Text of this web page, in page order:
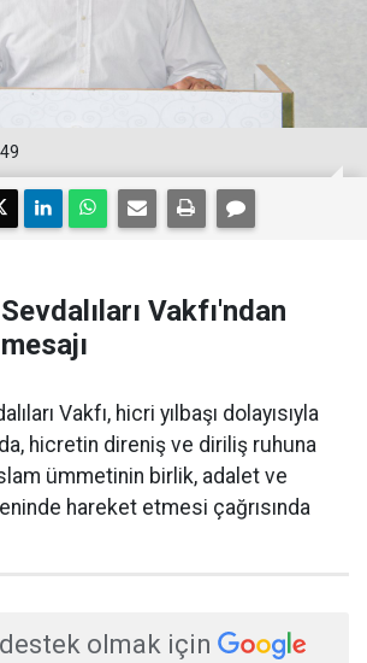
Vakfı'ndan
Vakfı, hicri yılbaşı dolayısıyla
hicretin direniş ve diriliş ruhuna
ümmetinin birlik, adalet ve
hareket etmesi çağrısında
olmak için